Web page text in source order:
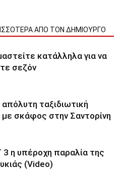
ΑΠΟ ΤΟΝ ΔΗΜΙΟΥΡΓΟ
κατάλληλα για να
σεζόν
ταξιδιωτική
με σκάφος στην Σαντορίνη
3 η υπέροχη παραλία της
(Video)